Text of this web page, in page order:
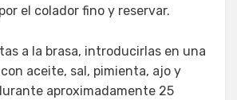
el colador fino y reservar.
a la brasa, introducirlas en una
aceite, sal, pimienta, ajo y
aproximadamente 25